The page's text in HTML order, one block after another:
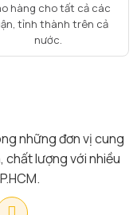
hàng cho tất cả các
tỉnh thành trên cả
nước.
những đơn vị cung
chất lượng với nhiều